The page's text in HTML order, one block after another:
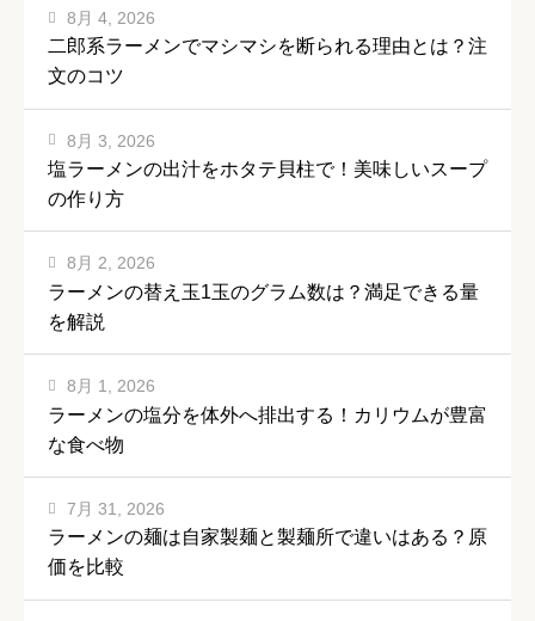
二郎系ラーメンでマシマシを断られる理由とは？注
文のコツ
8月 4, 2026
塩ラーメンの出汁をホタテ貝柱で！美味しいスープ
の作り方
8月 3, 2026
ラーメンの替え玉1玉のグラム数は？満足できる量
を解説
8月 2, 2026
ラーメンの塩分を体外へ排出する！カリウムが豊富
な食べ物
8月 1, 2026
ラーメンの麺は自家製麺と製麺所で違いはある？原
価を比較
7月 31, 2026